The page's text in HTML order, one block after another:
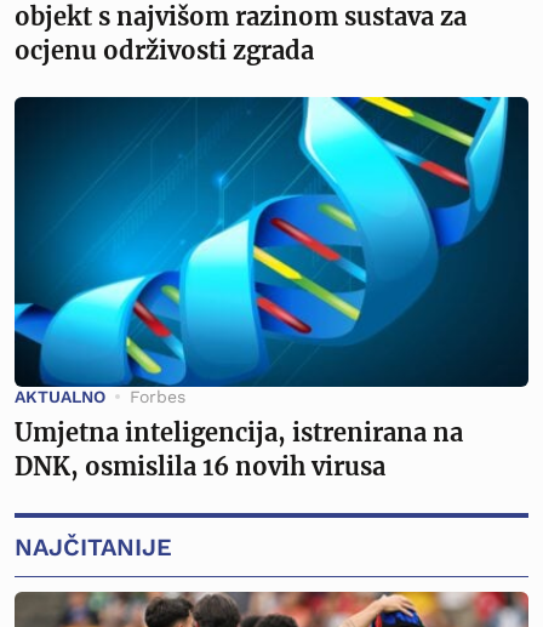
objekt s najvišom razinom sustava za
ocjenu održivosti zgrada
AKTUALNO Forbes
Umjetna inteligencija, istrenirana na
DNK, osmislila 16 novih virusa
NAJČITANIJE